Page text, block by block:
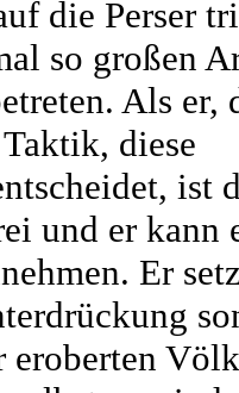
die Perser
so großen
Als er,
diese
ist
und er kann
Er
eroberten